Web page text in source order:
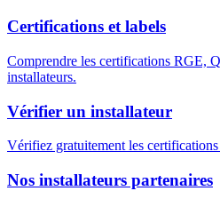
Certifications et labels
Comprendre les certifications RGE,
installateurs.
Vérifier un installateur
Vérifiez gratuitement les
Nos installateurs partenaires